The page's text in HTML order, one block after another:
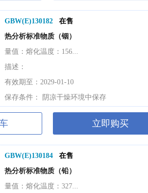
GBW(E)130182
在售
热分析标准物质（铟）
量值： 熔化温度：156...
描述：
有效期至：2029-01-10
保存条件： 阴凉干燥环境中保存
立即购买
GBW(E)130184
在售
热分析标准物质（铅）
量值： 熔化温度：327...